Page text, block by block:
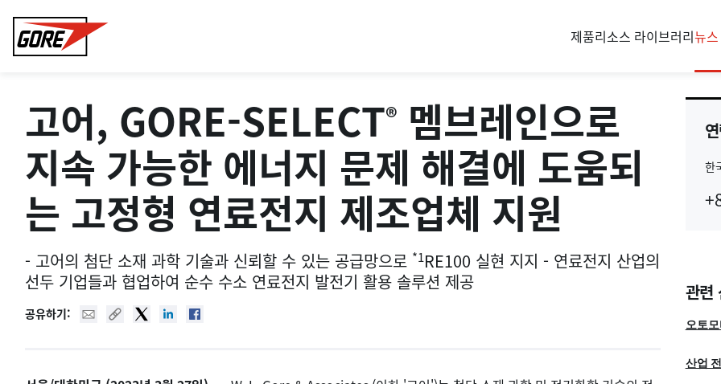
Gore
제품리소스 라이브러리뉴
고어, GORE-SELECT® 멤브레인으로
지속 가능한 에너지 문제 해결에 도움되
는 고정형 연료전지 제조업체 지원
- 고어의 첨단 소재 과학 기술과 신뢰할 수 있는 공급망으로 *1RE100 실현 지지 - 연료전지 산업의
선두 기업들과 협업하여 순수 수소 연료전지 발전기 활용 솔루션 제공
공유하기: Mail Copy URLTwitterLinked In
한
관련
오토
산업